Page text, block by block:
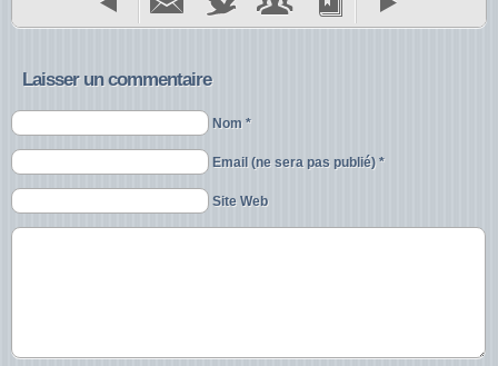
Laisser un commentaire
Nom *
Email (ne sera pas publié) *
Site Web